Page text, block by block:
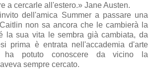
a cercarle all'estero.» Jane Austen.
dell'amica Summer a passare una
non sa ancora che le cambierà la
la sua vita le sembra già cambiata, da
prima è entrata nell'accademia d'arte
ha potuto conoscere da vicino la
sempre cercato.